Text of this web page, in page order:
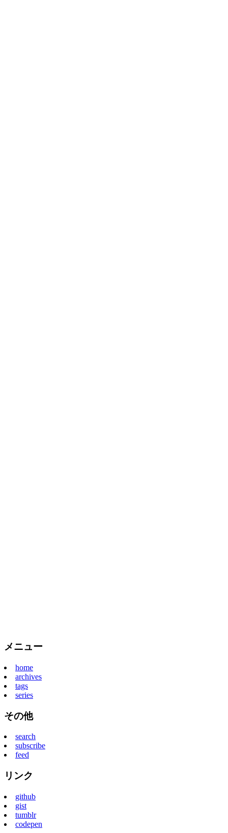
メニュー
home
archives
tags
series
その他
search
subscribe
feed
リンク
github
gist
tumblr
codepen